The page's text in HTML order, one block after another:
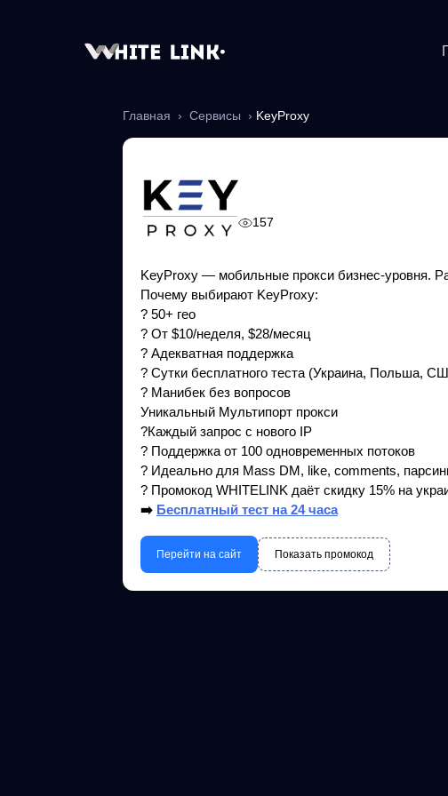
Главная › Сервисы › KeyProxy
157
KeyProxy — мобильные прокси бизнес-уровня.
Почему выбирают KeyProxy:
? 50+ гео
? От $10/неделя, $28/месяц
? Адекватная поддержка
? Сутки бесплатного теста (Украина, Польша,
? Манибек без вопросов
Уникальный Мультипорт прокси
?Каждый запрос с нового IP
? Поддержка от 100 одновременных потоков
? Идеально для Mass DM, like, comments,
? Промокод WHITELINK даёт скидку 15% на
➡️ Бесплатный тест на 24 часа
Перейти на сайт Показать промокод